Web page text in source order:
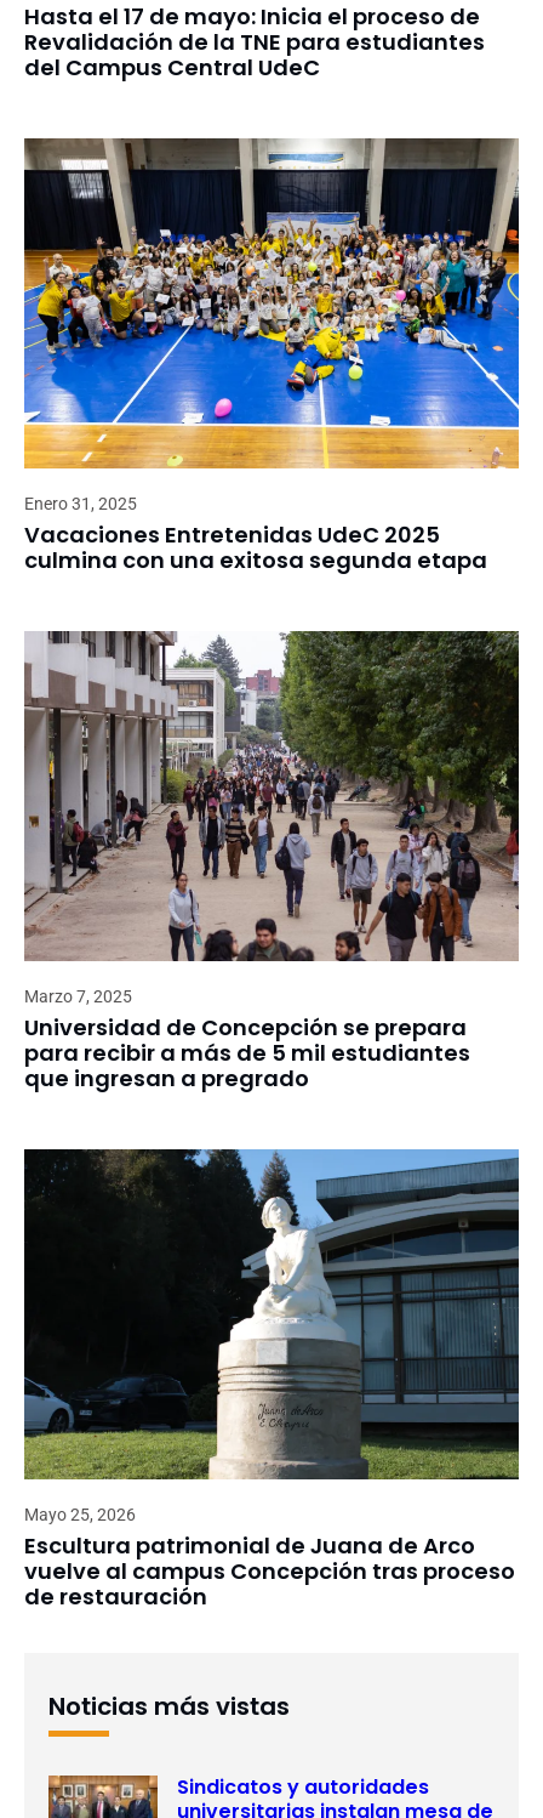
Hasta el 17 de mayo: Inicia el proceso de
Revalidación de la TNE para estudiantes
del Campus Central UdeC
Enero 31, 2025
Vacaciones Entretenidas UdeC 2025
culmina con una exitosa segunda etapa
Marzo 7, 2025
Universidad de Concepción se prepara
para recibir a más de 5 mil estudiantes
que ingresan a pregrado
Mayo 25, 2026
Escultura patrimonial de Juana de Arco
vuelve al campus Concepción tras proceso
de restauración
Noticias más vistas
Sindicatos y autoridades
universitarias instalan mesa de